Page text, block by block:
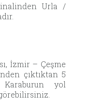
Urla /
İzmir – Çeşme
çıktıktan 5
yol